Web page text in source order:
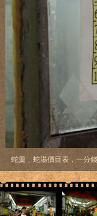
蛇羹﹑蛇湯價目表，一分